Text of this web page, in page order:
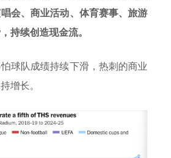
会、商业活动、体育赛事、旅游
持续创造现金流。
球队成绩持续下滑，热刺的商业
增长。